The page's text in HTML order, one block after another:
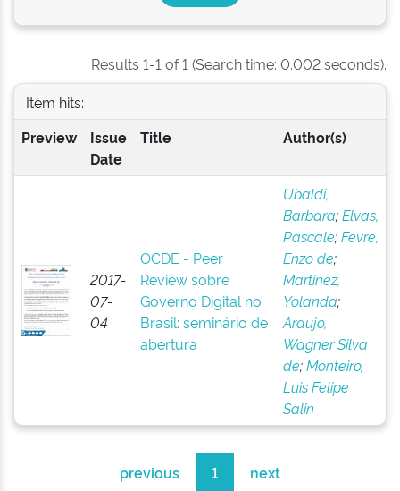
Results 1-1 of 1 (Search time: 0.002 seconds).
Item hits:
Preview
Issue
Date
Title Author(s)
2017-
07-
04
OCDE - Peer
Review sobre
Governo Digital no
Brasil: seminário de
abertura
Ubaldi,
Barbara;Elvas,
Pascale;Fevre,
Enzo de;
Martinez,
Yolanda;
Araujo,
Wagner Silva
de;Monteiro,
Luis Felipe
Salin
previous 1 next